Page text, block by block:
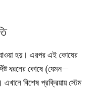
যাওয়া হয়। এরপর এই কোষের
ধরনের কোষে (যেমন—
বিশেষ প্রক্রিয়ায় স্টেম